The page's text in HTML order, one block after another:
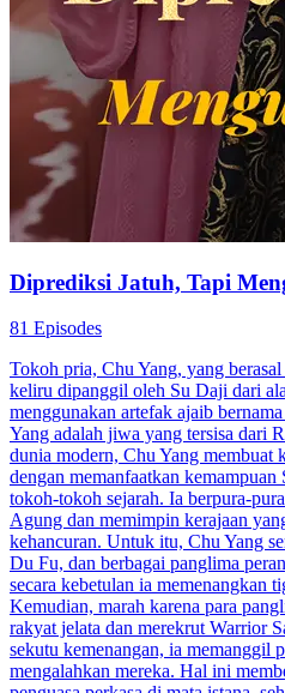
95 Episodes
Christo Cipto, Raja Perang dari
selama 10 tahun dan memperluas
Empat Jenderal dari negara utara
perang Kerajaan Solaris yang
tahun dan membawa kemakmuran
sebelumnya. Setelah perang
pensiun dari posisinya dan
rencananya untuk menjadi seorang
KembaliPanglima PerangMenantu